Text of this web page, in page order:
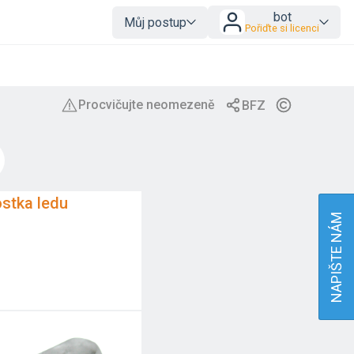
Můj postup bot
Pořiďte si licenci
ledu
NAPIŠTE NÁM